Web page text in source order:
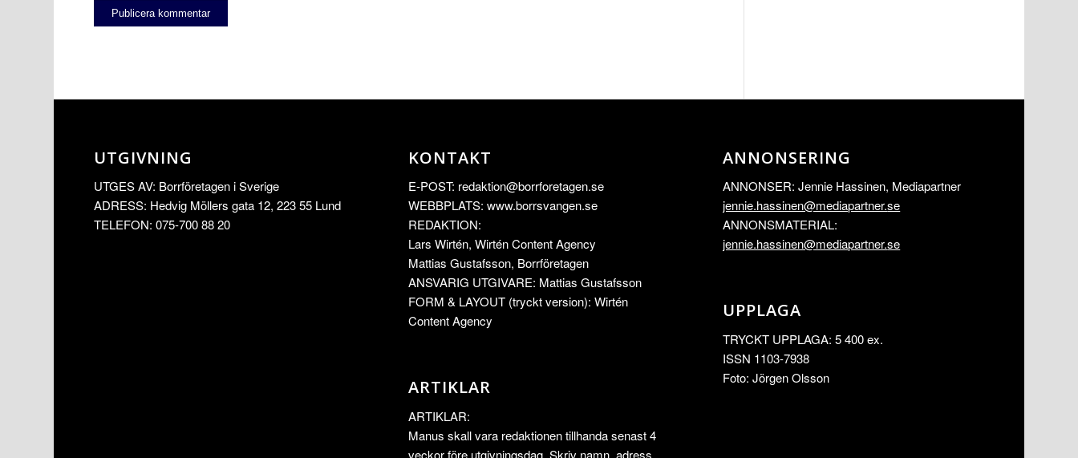
UTGIVNING
UTGES AV: Borrföretagen i Sverige
ADRESS: Hedvig Möllers gata 12, 223 55 Lund
TELEFON: 075-700 88 20
KONTAKT
E-POST: redaktion@borrforetagen.se
WEBBPLATS: www.borrsvangen.se
REDAKTION:
Lars Wirtén, Wirtén Content Agency
Mattias Gustafsson, Borrföretagen
ANSVARIG UTGIVARE: Mattias Gustafsson
FORM & LAYOUT (tryckt version): Wirtén
Content Agency
ARTIKLAR
ARTIKLAR:
Manus skall vara redaktionen tillhanda senast 4
veckor före utgivningsdag. Skriv namn, adress
ANNONSERING
ANNONSER: Jennie Hassinen, Mediapartner
jennie.hassinen@mediapartner.se
ANNONSMATERIAL:
jennie.hassinen@mediapartner.se
UPPLAGA
TRYCKT UPPLAGA: 5 400 ex.
ISSN 1103-7938
Foto: Jörgen Olsson